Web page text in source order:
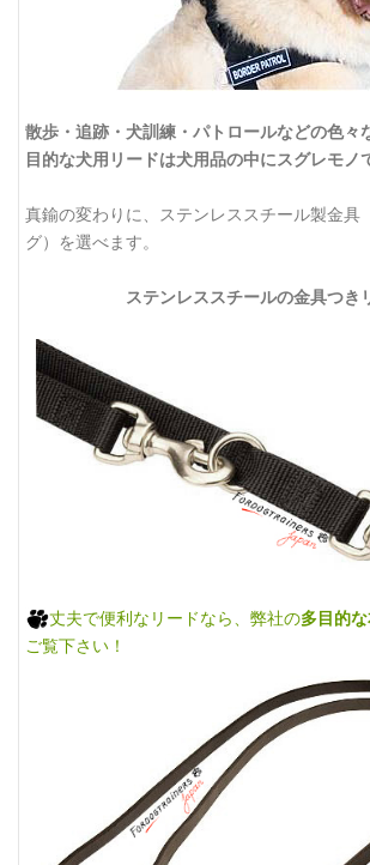
散歩・追跡・犬訓練・パトロールなどの色々
目的な犬用リードは犬用品の中にスグレモノ
真鍮の変わりに、ステンレススチール製金具
グ）を選べます。
ステンレススチールの金具つき
丈夫で便利なリードなら、弊社の多目的
ご覧下さい！